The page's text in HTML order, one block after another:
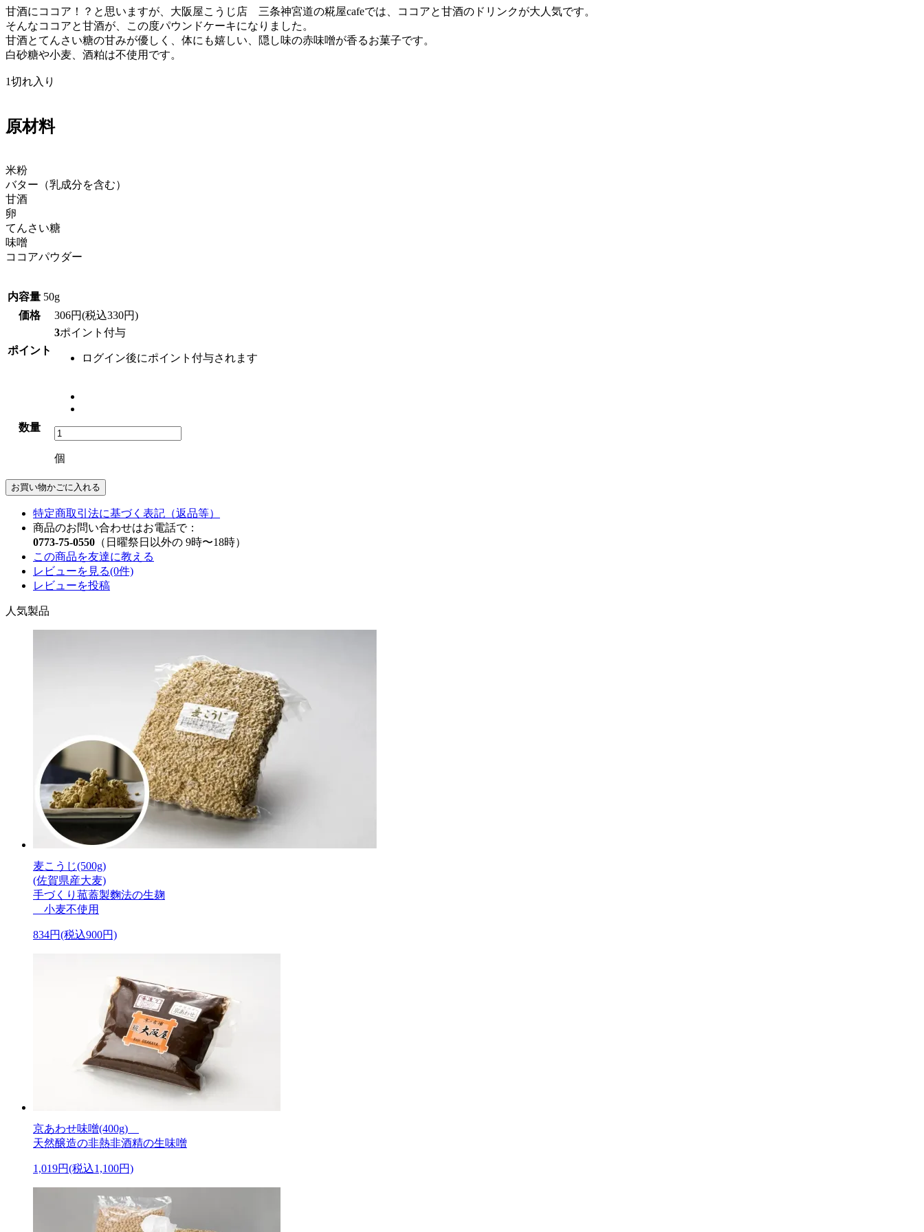
甘酒にココア！？と思いますが、大阪屋こうじ店 三条神宮道の糀屋cafeでは、ココアと甘酒のドリンクが大人気です。
そんなココアと甘酒が、この度パウンドケーキになりました。
甘酒とてんさい糖の甘みが優しく、体にも嬉しい、隠し味の赤味噌が香るお菓子です。
白砂糖や小麦、酒粕は不使用です。
1切れ入り
原材料
米粉
バター（乳成分を含む）
甘酒
卵
てんさい糖
味噌
ココアパウダー
内容量 50g
価格
306円(税込330円)
ポイント
3ポイント付与
ログイン後にポイント付与されます
数量
個
お買い物かごに入れる
特定商取引法に基づく表記（返品等）
商品のお問い合わせはお電話で：
0773-75-0550 （日曜祭日以外の 9時〜18時）
この商品を友達に教える
レビューを見る(0件)
レビューを投稿
人気製品
麦こうじ(500g)
(佐賀県産大麦)
手づくり菰蓋製麴法の生麹
小麦不使用
834円(税込900円)
京あわせ味噌(400g)
天然醸造の非熱非酒精の生味噌
1,019円(税込1,100円)